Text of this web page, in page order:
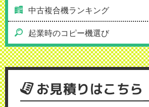
中古複合機ランキング
起業時のコピー機選び
お見積りはこちら